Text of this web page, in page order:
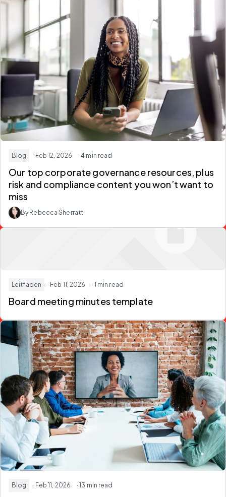
Blog · Feb 12, 2026 · 4 min read
Our top corporate governance resources, plus
risk and compliance content you won’t want to
miss
By Rebecca Sherratt
Leitfaden · Feb 11, 2026 · 1 min read
Board meeting minutes template
Blog · Feb 11, 2026 · 13 min read